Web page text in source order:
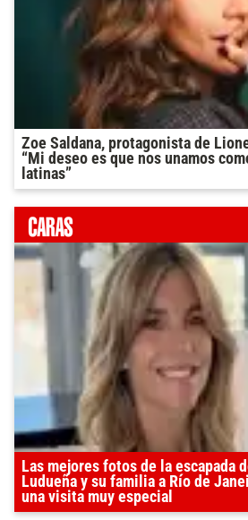
Zoe Saldana, protagonista de
“Mi deseo es que nos unamos
latinas”
Las mejores fotos de la escapada
Ludueña y su familia a Río de
una visita muy especial